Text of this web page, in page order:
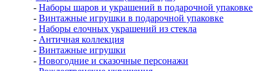
- Наборы шаров и украшений в подарочной упаковке
- Винтажные игрушки в подарочной упаковке
- Наборы елочных украшений из стекла
- Античная коллекция
- Винтажные игрушки
- Новогодние и сказочные персонажи